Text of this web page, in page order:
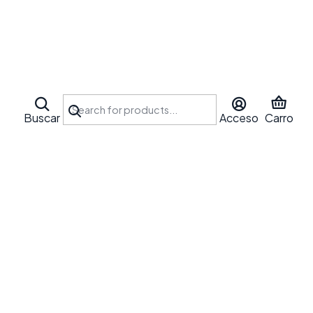
Buscar Acceso Carro